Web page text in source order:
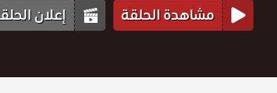
مشاهدة الحلقة إعلان